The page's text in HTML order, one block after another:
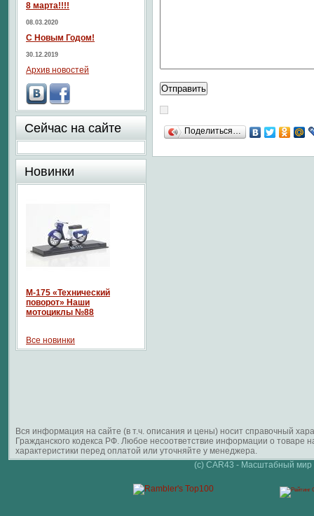
Поделиться…
8 марта!!!!
08.03.2020
С Новым Годом!
30.12.2019
Архив новостей
Сейчас на сайте
Новинки
М-175 «Технический
поворот» Наши
мотоциклы №88
Все новинки
Вся информация на сайте (в т.ч. описания и цены) носит справочный
Гражданского кодекса РФ. Любое несоответствие информации о
характеристики перед оплатой или уточняйте у менеджера.
(c) CAR43 - Масштабный мир